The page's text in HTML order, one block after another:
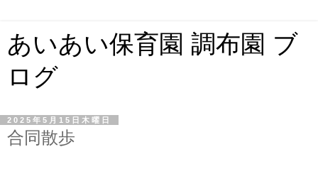
あいあい保育園 調布園 ブ
ログ
2025年5月15日木曜日
合同散歩